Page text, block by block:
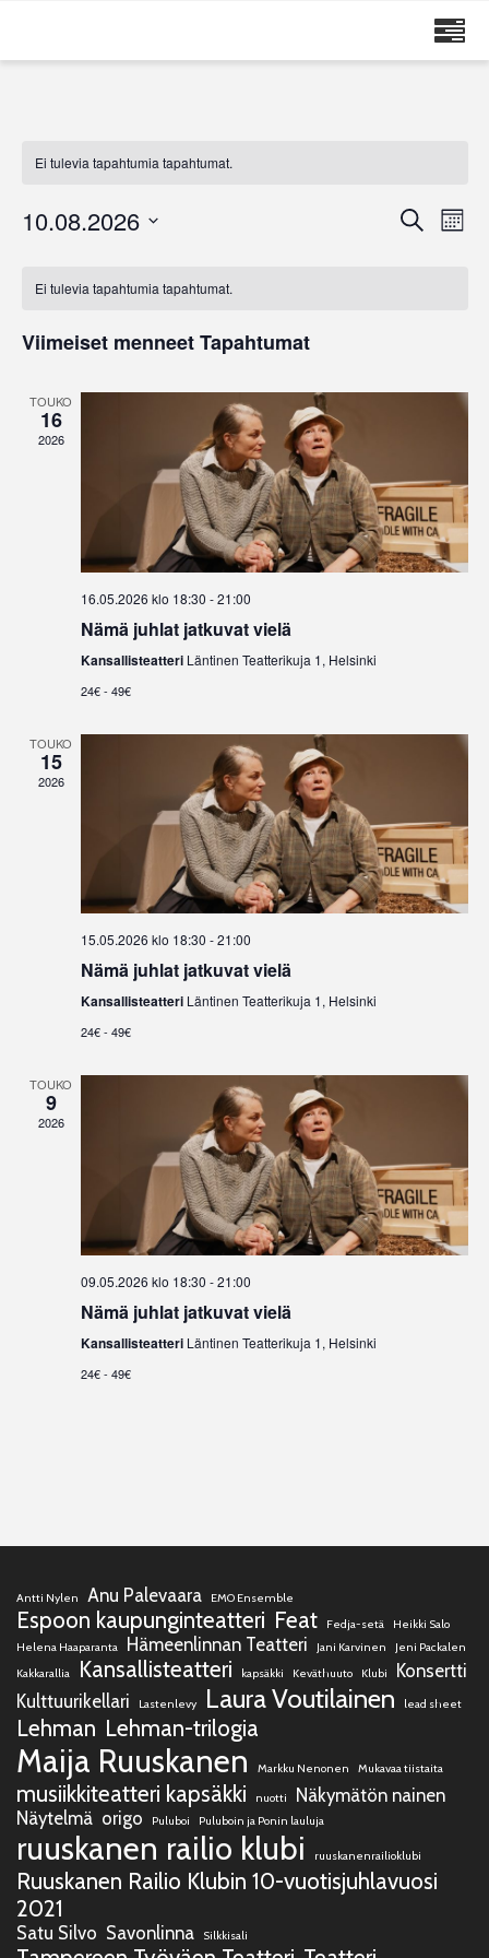
Ei tulevia tapahtumia tapahtumat.
Tapahtumat
Etsi
Etsi
10.08.2026
Ei tulevia tapahtumia tapahtumat.
Viimeiset menneet Tapahtumat
TOUKO
16
2026
16.05.2026 klo 18:30 -21:00
Nämä juhlat jatkuvat vielä
Kansallisteatteri Läntinen Teatterikuja 1, Helsinki
24€ - 49€
TOUKO
15
2026
15.05.2026 klo 18:30 -21:00
Nämä juhlat jatkuvat vielä
Kansallisteatteri Läntinen Teatterikuja 1, Helsinki
24€ - 49€
TOUKO
9
2026
09.05.2026 klo 18:30 -21:00
Nämä juhlat jatkuvat vielä
Kansallisteatteri Läntinen Teatterikuja 1, Helsinki
24€ - 49€
Antti Nylen Anu Palevaara EMO Ensemble
Espoon kaupunginteatteri Feat Fedja-setä
Heikki Salo
Helena Haaparanta
Hämeenlinnan Teatteri Jani Karvinen
Jeni Packalen
Kakkarallia
Kansallisteatteri kapsäkki Keväthuuto Klubi
Konsertti
Kulttuurikellari
Lastenlevy Laura Voutilainen lead sheet
Lehman Lehman-trilogia
Maija Ruuskanen Markku Nenonen Mukavaa tiistaita
musiikkiteatteri kapsäkki nuotti
Näkymätön nainen
Näytelmä origo Puluboi Puluboin ja Ponin lauluja
ruuskanen railio klubi ruuskanenrailioklubi
Ruuskanen Railio Klubin 10-vuotisjuhlavuosi
2021
Satu Silvo Savonlinna Silkkisali